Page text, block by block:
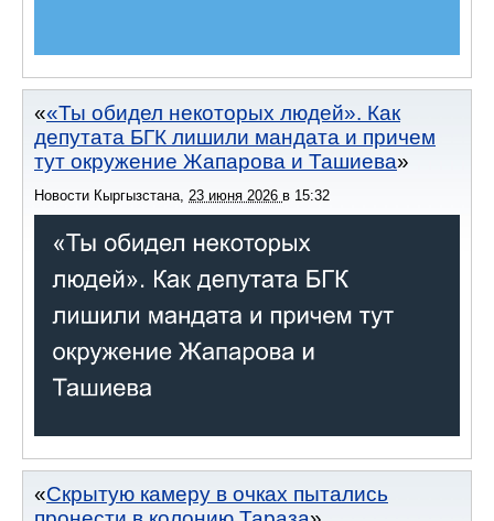
«Ты обидел некоторых людей». Как
депутата БГК лишили мандата и причем
тут окружение Жапарова и Ташиева
Новости Кыргызстана 23 июня 2026 в 15:32
Скрытую камеру в очках пытались